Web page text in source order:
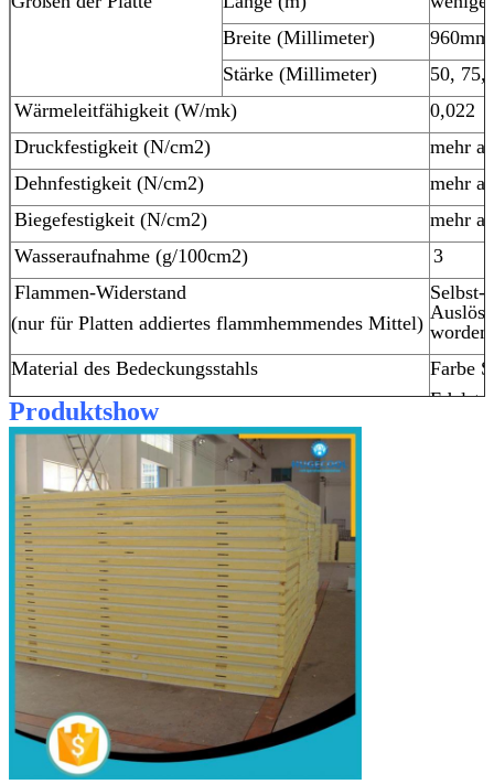
Breite (Millimeter)
960mm
Stärke (Millimeter)
50, 75,
Wärmeleitfähigkeit (W/mk)
0,022
Druckfestigkeit (N/cm2)
mehr
Dehnfestigkeit (N/cm2)
mehr
Biegefestigkeit (N/cm2)
mehr
Wasseraufnahme (g/100cm2)
3
Flammen-Widerstand
(nur für Platten addiertes flammhemmendes Mittel)
Selbst-
Material des Bedeckungsstahls
Farbe
Produktshow